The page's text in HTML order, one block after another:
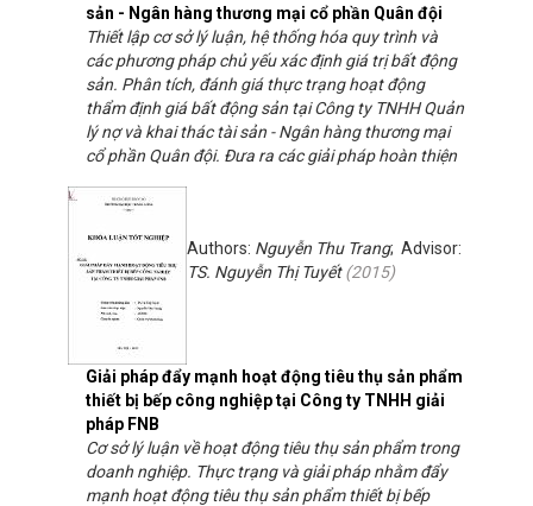
sản - Ngân hàng thương mại cổ phần Quân đội
Thiết lập cơ sở lý luận, hệ thống hóa quy trình và
các phương pháp chủ yếu xác định giá trị bất động
sản. Phân tích, đánh giá thực trạng hoạt động
thẩm định giá bất động sản tại Công ty TNHH Quản
lý nợ và khai thác tài sản - Ngân hàng thương mại
cổ phần Quân đội. Đưa ra các giải pháp hoàn thiện
Giải pháp đẩy mạnh hoạt động tiêu thụ sản phẩm
thiết bị bếp công nghiệp tại Công ty TNHH giải
pháp FNB
Authors: Nguyễn Thu Trang; Advisor:
TS. Nguyễn Thị Tuyết(2015)
Cơ sở lý luận về hoạt động tiêu thụ sản phẩm trong
doanh nghiệp. Thực trạng và giải pháp nhằm đẩy
mạnh hoạt động tiêu thụ sản phẩm thiết bị bếp